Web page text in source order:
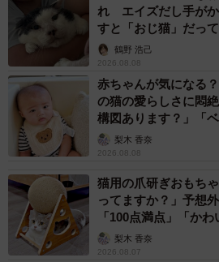
れ エイズだし手が
すと「おじ猫」だっ
鶴野 浩己
2026.08.08
赤ちゃんが気になる
の猫の愛らしさに悶
構図あります？」「
梨木 香奈
2026.08.08
猫用の爪研ぎおもち
ってますか？」予想
「100点満点」「かわ
梨木 香奈
2026.08.07